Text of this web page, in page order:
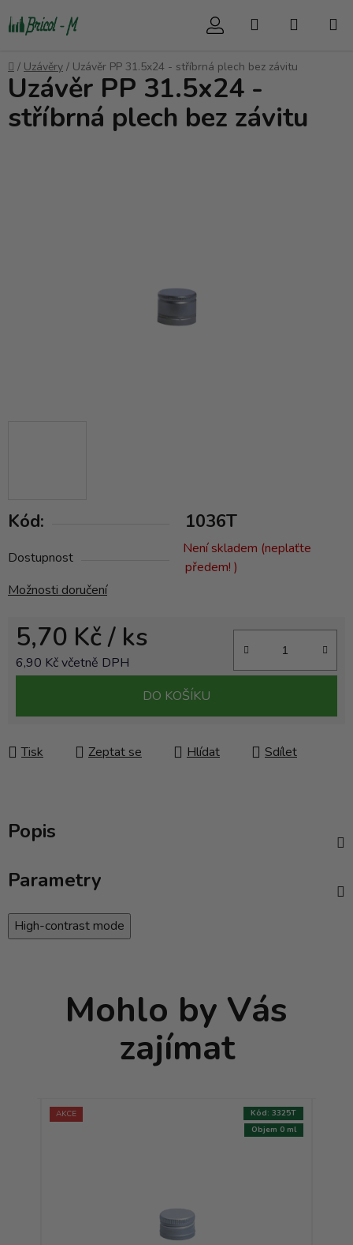
na
Hledat
Domů
/ Uzávěry / Uzávěr PP 31.5x24 - stříbrná plech bez závitu
Kód: 1036T
Dostupnost
Není skladem (neplaťte
předem! )
Možnosti doručení
5,70 Kč/ ks
6,90 Kč včetně DPH
DO KOŠÍKU
Tisk Zeptat se Hlídat Sdílet
Uzávěr PP 31.5x24 -
stříbrná plech bez závitu
Popis
Parametry
High-contrast mode
Mohlo by Vás
zajímat
AKCE
Objem 0 ml
Kód: 3325T